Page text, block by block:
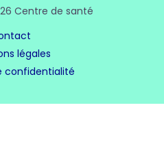
Centre de santé
légales
confidentialité